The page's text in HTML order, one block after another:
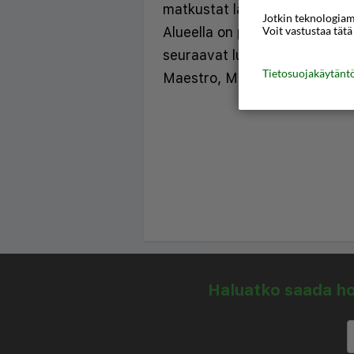
matkustat lasten kanssa, on
Alueella on
seuraavat luottokortit:
Maestro, Mastercard ja Visa.
Haluatko saada
Jotkin
Voit vastustaa